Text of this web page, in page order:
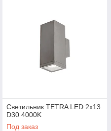
Светильник TETRA LED 2x13
D30 4000K
Под заказ